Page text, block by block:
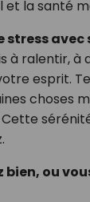
la santé
stress avec
à ralentir, à
esprit.
choses
bien, ou